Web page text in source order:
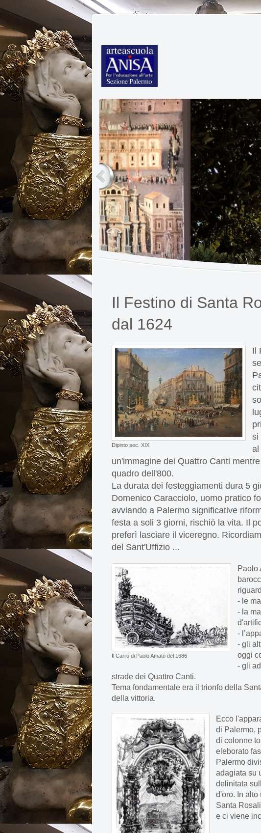
Il Festino di Santa
dal 1624
Dipinto sec. XIX
Il
si
al
un'immagine dei Quattro Canti
quadro dell'800.
La durata dei festeggiamenti dura 5
Domenico Caracciolo, uomo pratico
avviando a Palermo significative
festa a soli 3 giorni, rischiò la vita. Il
preferì lasciare il viceregno.
del Sant'Uffizio ...
Il Carro di Paolo Amato del 1686
Paolo
- le
- la
-
- gli
oggi
- gli
strade dei Quattro Canti.
Tema fondamentale era il trionfo della
della vittoria.
Ecco
di Palermo,
di colonne
eleborato
Palermo
adagiata su
delinitata
d'oro. In alto
Santa
e ci viene